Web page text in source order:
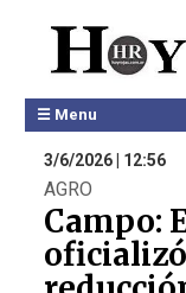
☰ Menu
3/6/2026 | 12:56
AGRO
Campo: